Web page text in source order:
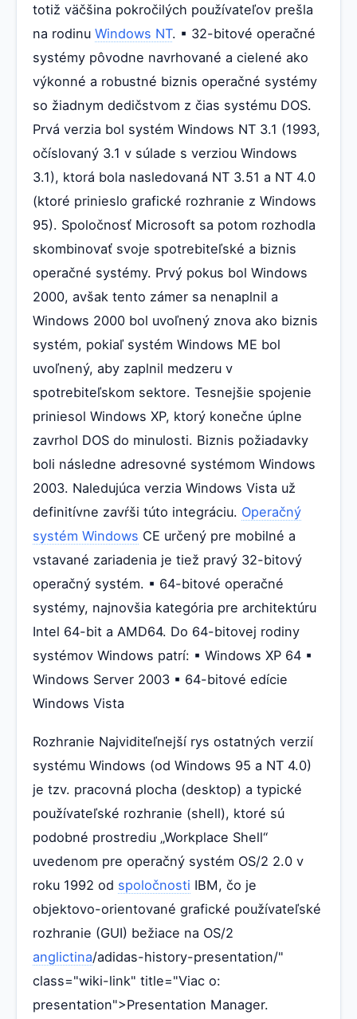
totiž väčšina pokročilých používateľov prešla
na rodinu Windows NT. ▪ 32-bitové operačné
systémy pôvodne navrhované a cielené ako
výkonné a robustné biznis operačné systémy
so žiadnym dedičstvom z čias systému DOS.
Prvá verzia bol systém Windows NT 3.1 (1993,
očíslovaný 3.1 v súlade s verziou Windows
3.1), ktorá bola nasledovaná NT 3.51 a NT 4.0
(ktoré prinieslo grafické rozhranie z Windows
95). Spoločnosť Microsoft sa potom rozhodla
skombinovať svoje spotrebiteľské a biznis
operačné systémy. Prvý pokus bol Windows
2000, avšak tento zámer sa nenaplnil a
Windows 2000 bol uvoľnený znova ako biznis
systém, pokiaľ systém Windows ME bol
uvoľnený, aby zaplnil medzeru v
spotrebiteľskom sektore. Tesnejšie spojenie
priniesol Windows XP, ktorý konečne úplne
zavrhol DOS do minulosti. Biznis požiadavky
boli následne adresovné systémom Windows
2003. Naledujúca verzia Windows Vista už
definitívne zavŕši túto integráciu. Operačný
systém Windows CE určený pre mobilné a
vstavané zariadenia je tiež pravý 32-bitový
operačný systém. ▪ 64-bitové operačné
systémy, najnovšia kategória pre architektúru
Intel 64-bit a AMD64. Do 64-bitovej rodiny
systémov Windows patrí: ▪ Windows XP 64 ▪
Windows Server 2003 ▪ 64-bitové edície
Windows Vista
Rozhranie Najviditeľnejší rys ostatných verzií
systému Windows (od Windows 95 a NT 4.0)
je tzv. pracovná plocha (desktop) a typické
používateľské rozhranie (shell), ktoré sú
podobné prostrediu „Workplace Shell“
uvedenom pre operačný systém OS/2 2.0 v
roku 1992 od spoločnosti IBM, čo je
objektovo-orientované grafické používateľské
rozhranie (GUI) bežiace na OS/2
anglictina/adidas-history-presentation/"
class="wiki-link" title="Viac o:
presentation">Presentation Manager.